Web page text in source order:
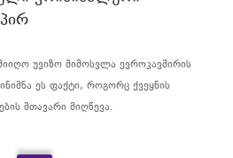
უვიზო მიმოსვლა ევროკავშირის
ეს ფაქტი, როგორც ქვეყნის
მთავარი მიღწევა.